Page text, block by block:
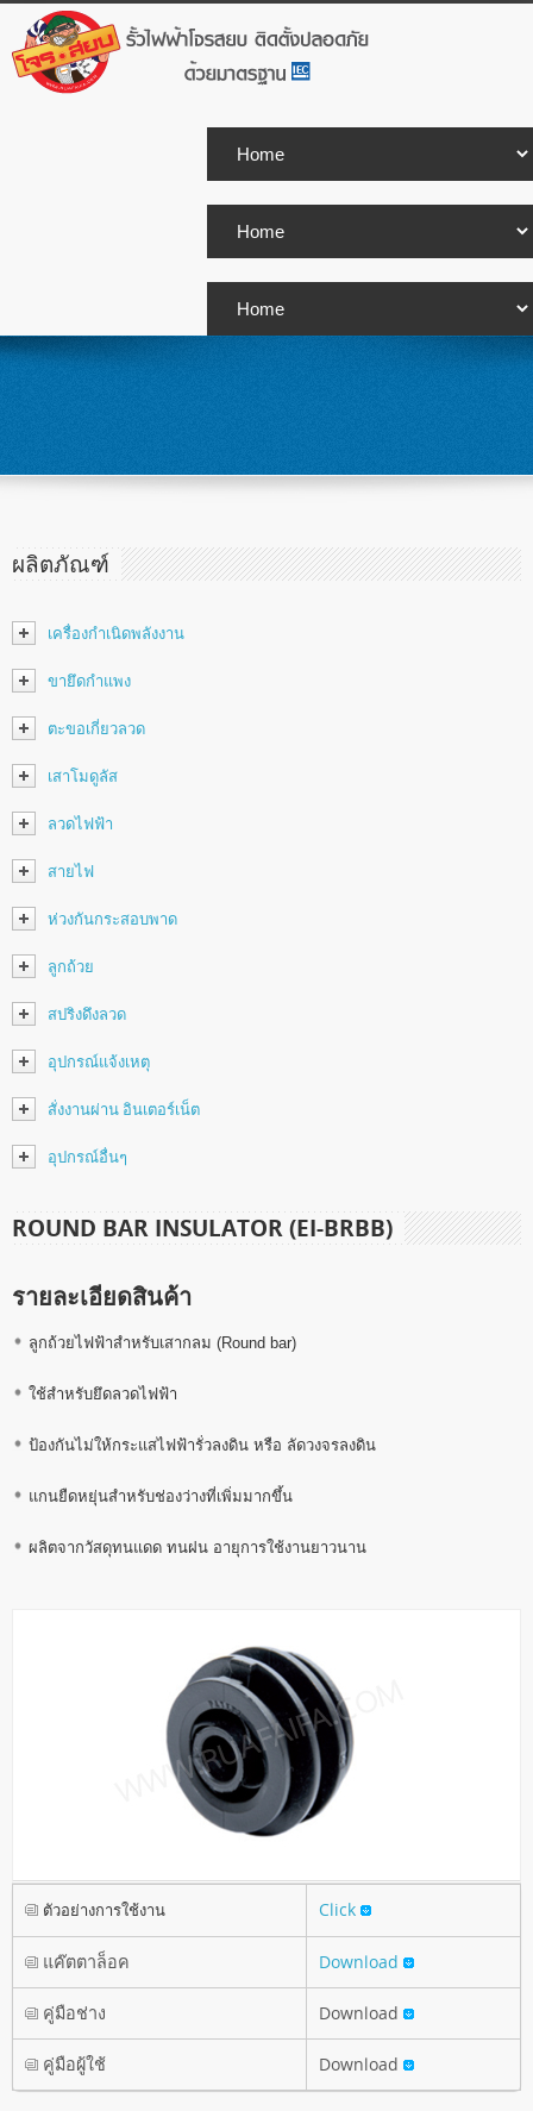
ผลิตภัณฑ์
เครื่องกำเนิดพลังงาน
ขายึดกำแพง
ตะขอเกี่ยวลวด
เสาโมดูลัส
ลวดไฟฟ้า
สายไฟ
ห่วงกันกระสอบพาด
ลูกถ้วย
สปริงดึงลวด
อุปกรณ์แจ้งเหตุ
สั่งงานผ่าน อินเตอร์เน็ต
อุปกรณ์อื่นๆ
ROUND BAR INSULATOR (EI-BRBB)
รายละเอียดสินค้า
ลูกถ้วยไฟฟ้าสำหรับเสากลม (Round bar)
ใช้สำหรับยึดลวดไฟฟ้า
ป้องกันไม่ให้กระแสไฟฟ้ารั่วลงดิน หรือ ลัดวงจรลงดิน
แกนยืดหยุ่นสำหรับช่องว่างที่เพิ่มมากขึ้น
ผลิตจากวัสดุทนแดด ทนฝน อายุการใช้งานยาวนาน
ตัวอย่างการใช้งาน Click
แค๊ตตาล็อค Download
คู่มือช่าง Download
คู่มือผู้ใช้ Download